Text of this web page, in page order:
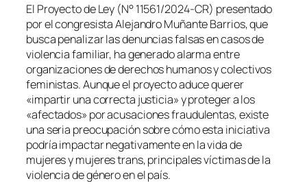
El Proyecto de Ley (N° 11561/2024-CR) presentado
por el congresista Alejandro Muñante Barrios, que
busca penalizar las denuncias falsas en casos de
violencia familiar, ha generado alarma entre
organizaciones de derechos humanos y colectivos
feministas. Aunque el proyecto aduce querer
«impartir una correcta justicia» y proteger a los
«afectados» por acusaciones fraudulentas, existe
una seria preocupación sobre cómo esta iniciativa
podría impactar negativamente en la vida de
mujeres y mujeres trans, principales víctimas de la
violencia de género en el país.